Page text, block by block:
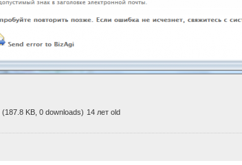
(187.8 KB, 0 downloads) 14 лет old